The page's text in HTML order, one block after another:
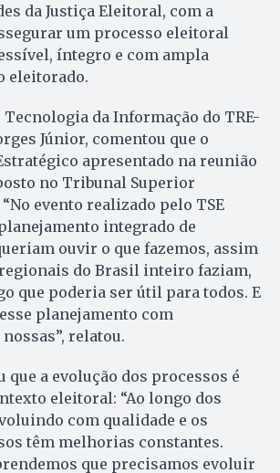
da Justiça Eleitoral, com a
um processo eleitoral
íntegro e com ampla
eleitorado.
Tecnologia da Informação do TRE-
Júnior, comentou que o
apresentado na reunião
no Tribunal Superior
evento realizado pelo TSE
integrado de
ouvir o que fazemos, assim
do Brasil inteiro faziam,
que poderia ser útil para todos. E
planejamento com
relatou.
que a evolução dos processos é
eleitoral: “Ao longo dos
com qualidade e os
têm melhorias constantes.
que precisamos evoluir